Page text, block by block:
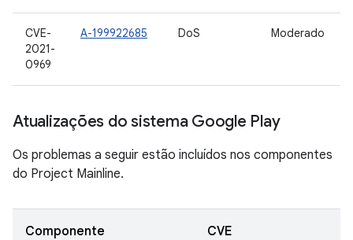
CVE-
2021-
0969
A-199922685 DoS Moderado
Atualizações do sistema Google Play
Os problemas a seguir estão incluídos nos componentes
do Project Mainline.
Componente CVE